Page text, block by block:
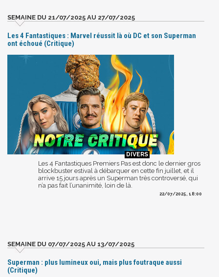
SEMAINE DU 21/07/2025 AU 27/07/2025
Les 4 Fantastiques : Marvel réussit là où DC et son Superman
ont échoué (Critique)
Les 4 Fantastiques Premiers Pas est donc le dernier gros
blockbuster estival à débarquer en cette fin juillet, et il
arrive 15 jours après un Superman très controversé, qui
n’a pas fait l’unanimité, loin de là.
22/07/2025, 18:00
SEMAINE DU 07/07/2025 AU 13/07/2025
Superman : plus lumineux oui, mais plus foutraque aussi
(Critique)